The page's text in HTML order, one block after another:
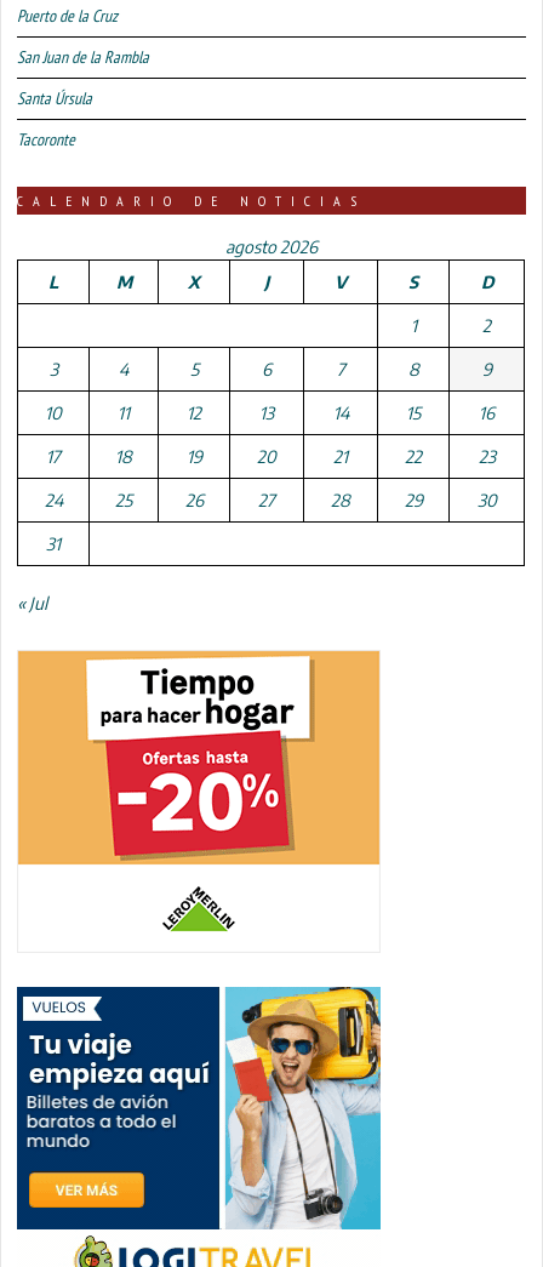
Puerto de la Cruz
San Juan de la Rambla
Santa Úrsula
Tacoronte
CALENDARIO DE NOTICIAS
agosto 2026
L
M X J V S D
1 2
3 4 5 6 7 8 9
10 11 12 13 14 15 16
17 18 19 20 21 22 23
24 25 26 27 28 29 30
31
« Jul